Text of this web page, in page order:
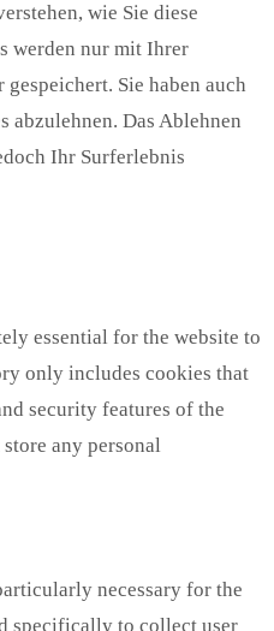
wie Sie diese
werden nur mit Ihrer
Sie haben auch
abzulehnen. Das Ablehnen
Ihr Surferlebnis
essential for the website to
only includes cookies that
security features of the
any personal
necessary for the
specifically to collect user